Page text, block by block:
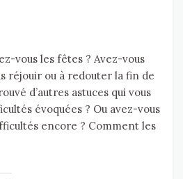
vous les fêtes ? Avez-vous
réjouir ou à redouter la fin de
d’autres astuces qui vous
évoquées ? Ou avez-vous
encore ? Comment les